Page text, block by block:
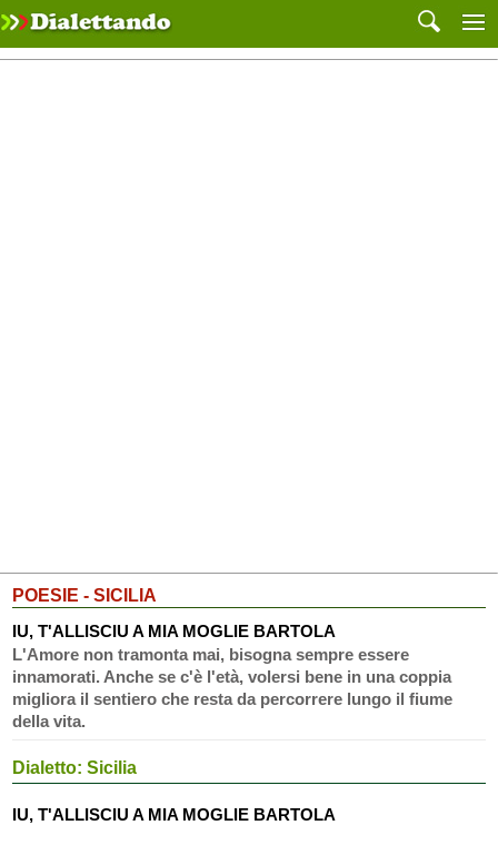
POESIE - SICILIA
IU, T'ALLISCIU A MIA MOGLIE BARTOLA
L'Amore non tramonta mai, bisogna sempre essere
innamorati. Anche se c'è l'età, volersi bene in una coppia
migliora il sentiero che resta da percorrere lungo il fiume
della vita.
Dialetto: Sicilia
IU, T'ALLISCIU A MIA MOGLIE BARTOLA